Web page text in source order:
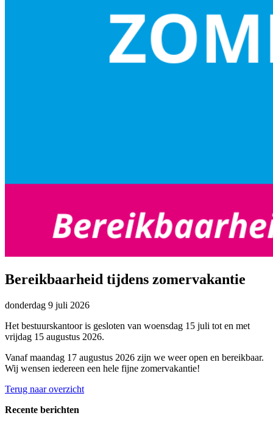
Bereikbaarheid tijdens zomervakantie
donderdag 9 juli 2026
Het bestuurskantoor is gesloten van woensdag 15 juli tot en met
vrijdag 15 augustus 2026.
Vanaf maandag 17 augustus 2026 zijn we weer open en bereikbaar.
Wij wensen iedereen een hele fijne zomervakantie!
Terug naar overzicht
Recente berichten